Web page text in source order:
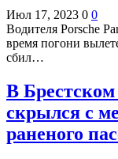
Июл 17, 2023 0 0
Водителя Porsche
время погони
сбил…
В
скрылся с
раненого